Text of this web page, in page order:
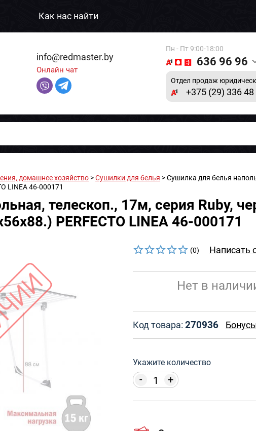
Как нас найти
info@redmaster.by
Онлайн чат
Пн - Пт 9:00-18:00
636 96 96
Отдел продаж
+375 (29) 336 48
домашнее хозяйство >Сушилки для белья > Сушилка для белья
LINEA 46-000171
телескоп., 17м, серия Ruby,
PERFECTO LINEA 46-000171
(0) Написать
Нет в
Код товара: 270936
Укажите количество
+
-